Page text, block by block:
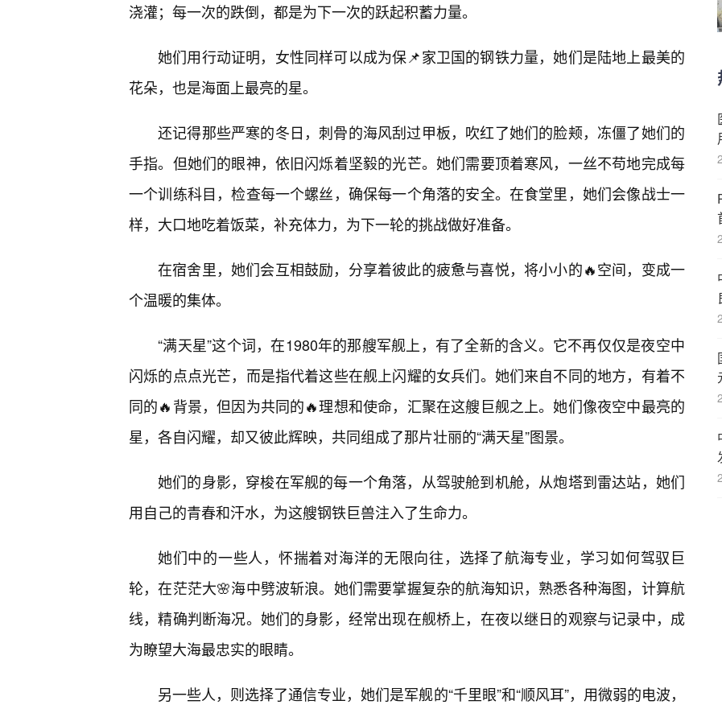
浇灌；每一次的跌倒，都是为下一次的跃起积蓄力量。
她们用行动证明，女性同样可以成为保📌家卫国的钢铁力量，她们是陆地上最美的
花朵，也是海面上最亮的星。
还记得那些严寒的冬日，刺骨的海风刮过甲板，吹红了她们的脸颊，冻僵了她们的
手指。但她们的眼神，依旧闪烁着坚毅的光芒。她们需要顶着寒风，一丝不苟地完成每
一个训练科目，检查每一个螺丝，确保每一个角落的安全。在食堂里，她们会像战士一
样，大口地吃着饭菜，补充体力，为下一轮的挑战做好准备。
在宿舍里，她们会互相鼓励，分享着彼此的疲惫与喜悦，将小小的🔥空间，变成一
个温暖的集体。
“满天星”这个词，在1980年的那艘军舰上，有了全新的含义。它不再仅仅是夜空中
闪烁的点点光芒，而是指代着这些在舰上闪耀的女兵们。她们来自不同的地方，有着不
同的🔥背景，但因为共同的🔥理想和使命，汇聚在这艘巨舰之上。她们像夜空中最亮的
星，各自闪耀，却又彼此辉映，共同组成了那片壮丽的“满天星”图景。
她们的身影，穿梭在军舰的每一个角落，从驾驶舱到机舱，从炮塔到雷达站，她们
用自己的青春和汗水，为这艘钢铁巨兽注入了生命力。
她们中的一些人，怀揣着对海洋的无限向往，选择了航海专业，学习如何驾驭巨
轮，在茫茫大🌸海中劈波斩浪。她们需要掌握复杂的航海知识，熟悉各种海图，计算航
线，精确判断海况。她们的身影，经常出现在舰桥上，在夜以继日的观察与记录中，成
为瞭望大海最忠实的眼睛。
另一些人，则选择了通信专业，她们是军舰的“千里眼”和“顺风耳”，用微弱的电波，